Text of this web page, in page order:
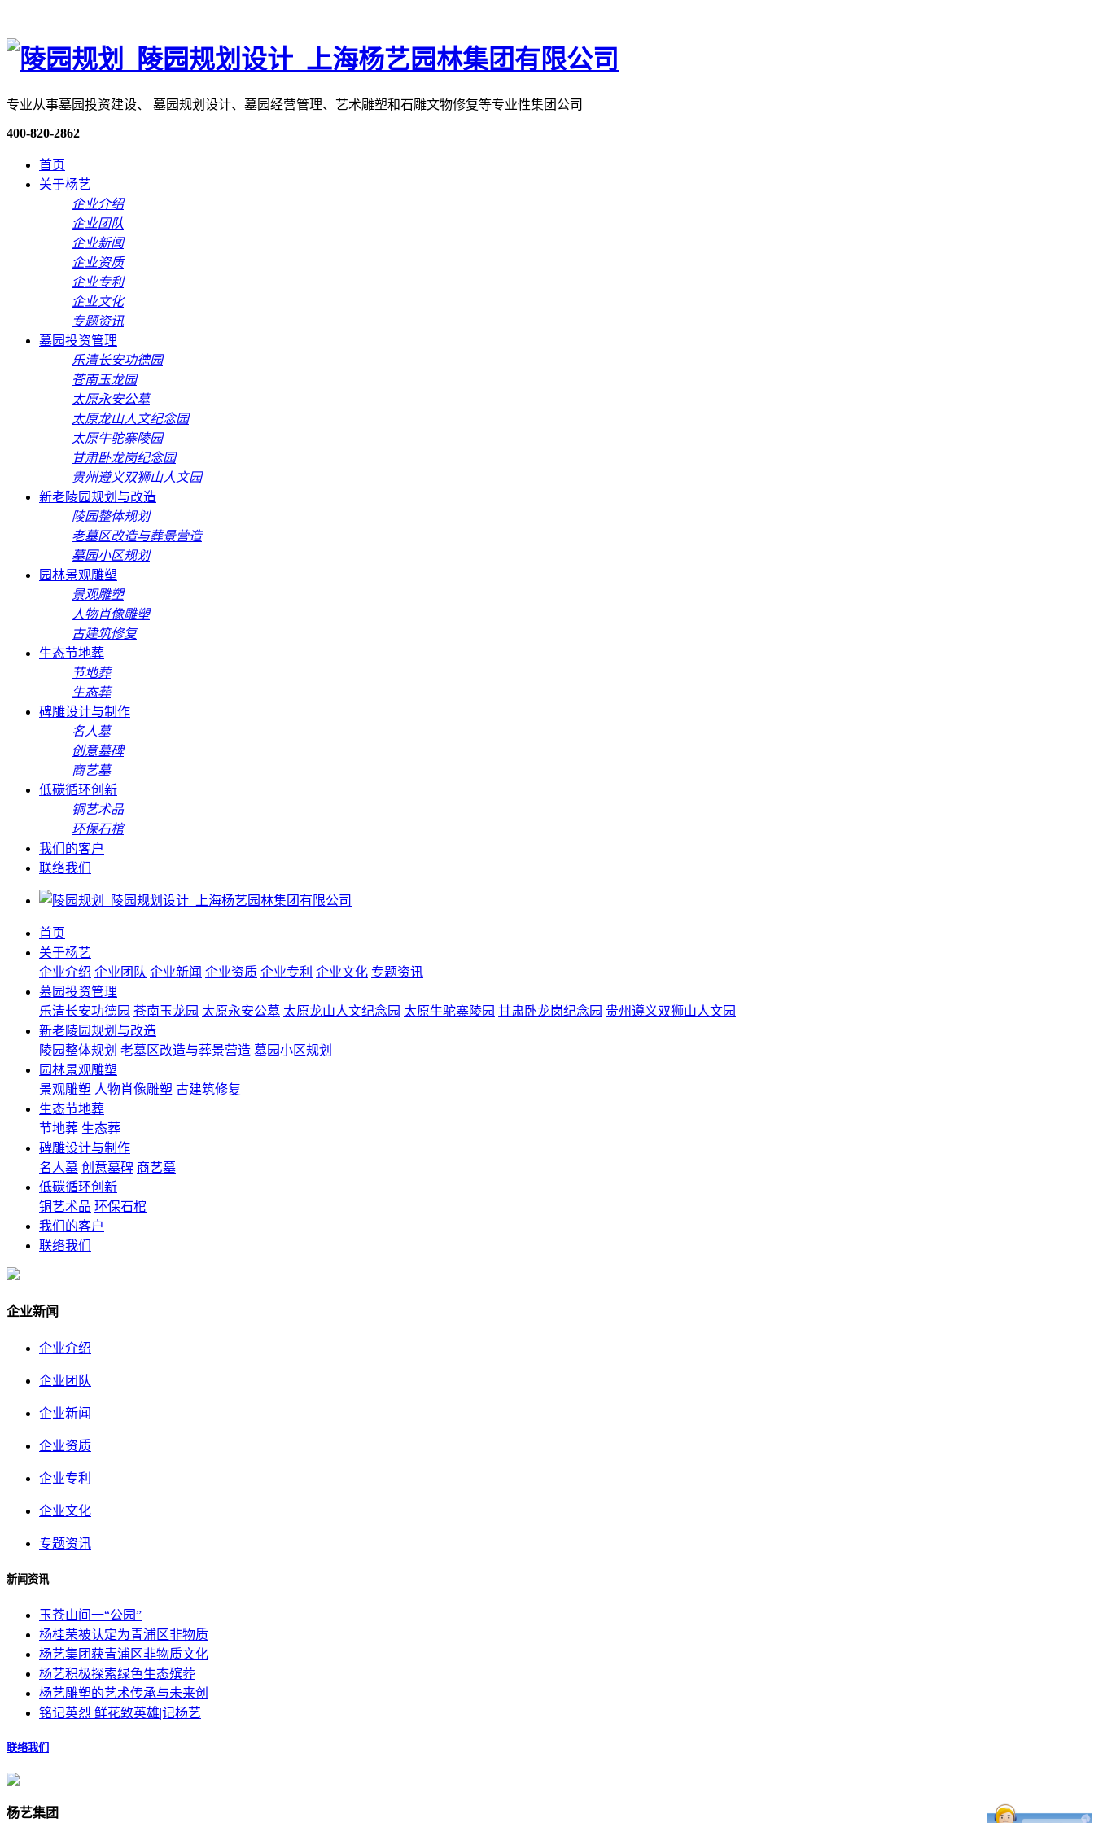
专业从事墓园投资建设、 墓园规划设计、墓园经营管理、艺术雕塑和石雕文物修复等专业性集团公司
400-820-2862
首页
关于杨艺
企业介绍
企业团队
企业新闻
企业资质
企业专利
企业文化
专题资讯
墓园投资管理
乐清长安功德园
苍南玉龙园
太原永安公墓
太原龙山人文纪念园
太原牛驼寨陵园
甘肃卧龙岗纪念园
贵州遵义双狮山人文园
新老陵园规划与改造
陵园整体规划
老墓区改造与葬景营造
墓园小区规划
园林景观雕塑
景观雕塑
人物肖像雕塑
古建筑修复
生态节地葬
节地葬
生态葬
碑雕设计与制作
名人墓
创意墓碑
商艺墓
低碳循环创新
铜艺术品
环保石棺
我们的客户
联络我们
首页
关于杨艺
企业介绍 企业团队 企业新闻 企业资质 企业专利 企业文化 专题资讯
墓园投资管理
乐清长安功德园 苍南玉龙园 太原永安公墓 太原龙山人文纪念园 太原牛驼寨陵园 甘肃卧龙岗纪念园 贵州遵义双狮山人文园
新老陵园规划与改造
陵园整体规划 老墓区改造与葬景营造 墓园小区规划
园林景观雕塑
景观雕塑 人物肖像雕塑 古建筑修复
生态节地葬
节地葬 生态葬
碑雕设计与制作
名人墓 创意墓碑 商艺墓
低碳循环创新
铜艺术品 环保石棺
我们的客户
联络我们
企业新闻
企业介绍
企业团队
企业新闻
企业资质
企业专利
企业文化
专题资讯
新闻资讯
玉苍山间一“公园”
杨桂荣被认定为青浦区非物质
杨艺集团获青浦区非物质文化
杨艺积极探索绿色生态殡葬
杨艺雕塑的艺术传承与未来创
铭记英烈 鲜花致英雄|记杨艺
联络我们
杨艺集团